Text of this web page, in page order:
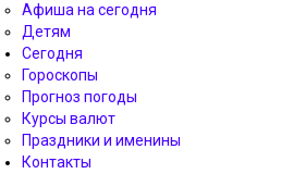
Афиша на сегодня
Детям
Сегодня
Гороскопы
Прогноз погоды
Курсы валют
Праздники и именины
Контакты